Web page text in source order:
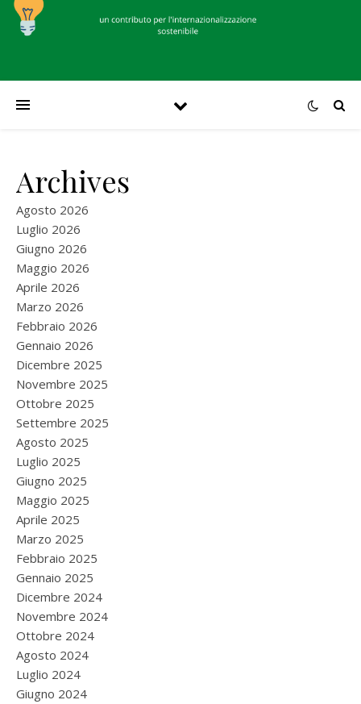
Archives
Agosto 2026
Luglio 2026
Giugno 2026
Maggio 2026
Aprile 2026
Marzo 2026
Febbraio 2026
Gennaio 2026
Dicembre 2025
Novembre 2025
Ottobre 2025
Settembre 2025
Agosto 2025
Luglio 2025
Giugno 2025
Maggio 2025
Aprile 2025
Marzo 2025
Febbraio 2025
Gennaio 2025
Dicembre 2024
Novembre 2024
Ottobre 2024
Agosto 2024
Luglio 2024
Giugno 2024